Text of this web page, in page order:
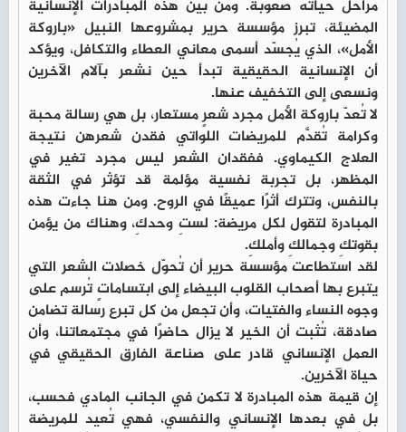
مراحل حياته صعوبة. ومن بين هذه المبادرات الإنسانية
المضيئة، تبرز مؤسسة حرير بمشروعها النبيل «باروكة
الأمل»، الذي يُجسّد أسمى معاني العطاء والتكافل، ويؤكد
أن الإنسانية الحقيقية تبدأ حين نشعر بآلام الآخرين
ونسعى إلى التخفيف عنها.
لا تُعدّ باروكة الأمل مجرد شعرٍ مستعار، بل هي رسالة محبة
وكرامة تُقدَّم للمريضات اللواتي فقدن شعرهن نتيجة
العلاج الكيماوي. ففقدان الشعر ليس مجرد تغير في
المظهر، بل تجربة نفسية مؤلمة قد تؤثر في الثقة
بالنفس، وتترك أثرًا عميقًا في الروح. ومن هنا جاءت هذه
المبادرة لتقول لكل مريضة: لستِ وحدكِ، وهناك من يؤمن
بقوتكِ وجمالكِ وأملكِ.
لقد استطاعت مؤسسة حرير أن تُحوّل خصلات الشعر التي
يتبرع بها أصحاب القلوب البيضاء إلى ابتساماتٍ تُرسم على
وجوه النساء والفتيات، وأن تجعل من كل تبرع رسالة تضامن
صادقة، تُثبت أن الخير لا يزال حاضرًا في مجتمعاتنا، وأن
العمل الإنساني قادر على صناعة الفارق الحقيقي في
حياة الآخرين.
إن قيمة هذه المبادرة لا تكمن في الجانب المادي فحسب،
بل في بعدها الإنساني والنفسي، فهي تُعيد للمريضة